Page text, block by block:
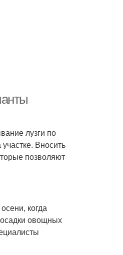
лузги по
Вносить
позволяют
когда
овощных